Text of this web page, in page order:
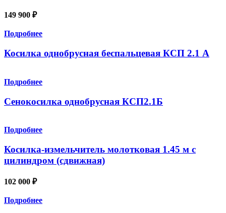
149 900 ₽
Подробнее
Косилка однобрусная беспальцевая КСП 2.1 А
Подробнее
Сенокосилка однобрусная КСП2.1Б
Подробнее
Косилка-измельчитель молотковая 1.45 м с
цилиндром (сдвижная)
102 000 ₽
Подробнее